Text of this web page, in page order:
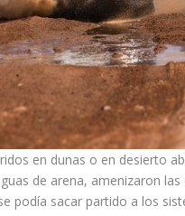
en dunas o en desierto
de arena, amenizaron
podía sacar partido a los